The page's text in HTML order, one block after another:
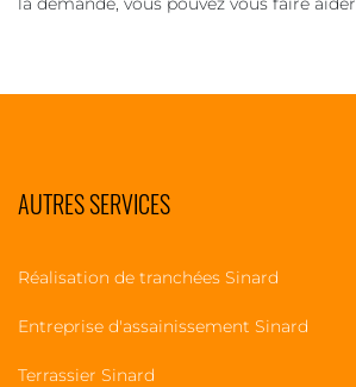
AUTRES SERVICES
Réalisation de tranchées Sinard
Entreprise d'assainissement Sinard
Terrassier Sinard